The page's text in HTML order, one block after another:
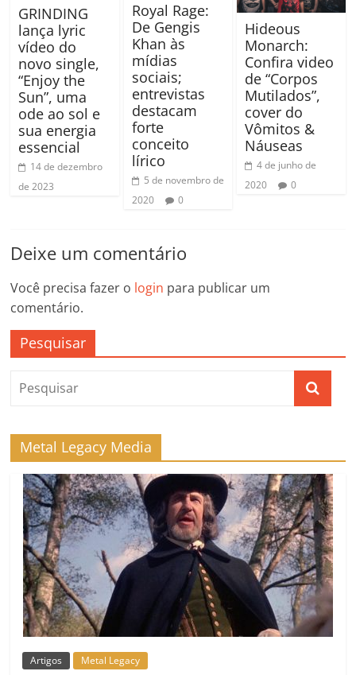
GRINDING
lança lyric
vídeo do
novo single,
“Enjoy the
Sun”, uma
ode ao sol e
sua energia
essencial
14 de dezembro
de 2023
Royal Rage:
De Gengis
Khan às
mídias
sociais;
entrevistas
destacam
forte
conceito
lírico
5 de novembro de
2020
0
Hideous
Monarch:
Confira video
de “Corpos
Mutilados”,
cover do
Vômitos &
Náuseas
4 de junho de
2020
0
Deixe um comentário
Você precisa fazer o login para publicar um
comentário.
Pesquisar
Metal Legacy Media
Artigos Metal Legacy